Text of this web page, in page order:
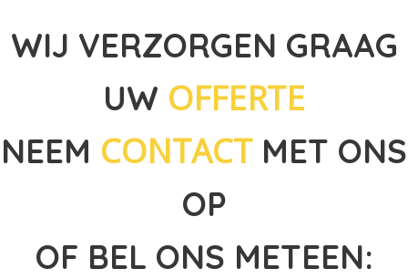
WIJ VERZORGEN GRAAG
UW OFFERTE
NEEM CONTACTMET ONS
OP
OF BEL ONS METEEN: